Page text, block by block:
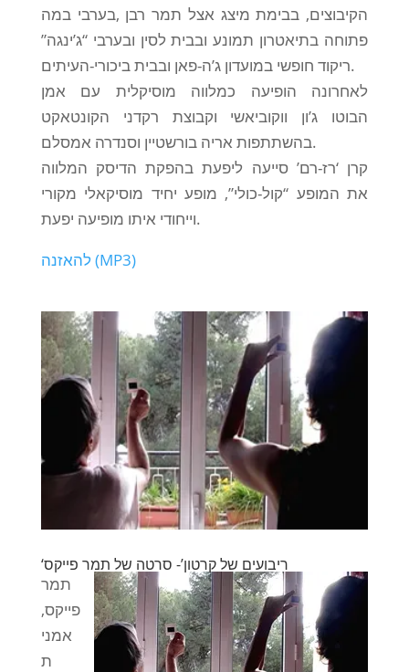
הקיבוצים, בבימת מיצג אצל תמר רבן ,בערבי במה
פתוחה בתיאטרון תמונע ובבית לסין ובערבי “ג’ינגה”
ריקוד חופשי במועדון ג’ה-פאן ובבית ביכורי-העיתים.
לאחרונה הופיעה כמלווה מוסיקלית עם אמן
הבוטו ג’ון ווקוביאשי וקבוצת רקדני הקונטאקט
בהשתתפות אריה בורשטיין וסנדרה אמסלם.
קרן ‘רז-רם’ סייעה ליפעת בהפקת הדיסק המלווה
את המופע “קול-כולי”, מופע יחיד מוסיקאלי מקורי
וייחודי איתו מופיעה יפעת.
להאזנה (MP3)
‘ריבועים של קרטון’- סרטה של תמר פייקס
תמר
פייקס,
אמני
ת